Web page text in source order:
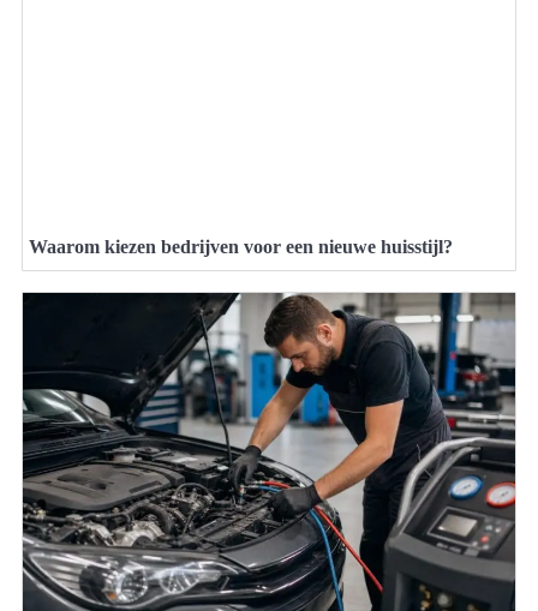
Waarom kiezen bedrijven voor een nieuwe huisstijl?